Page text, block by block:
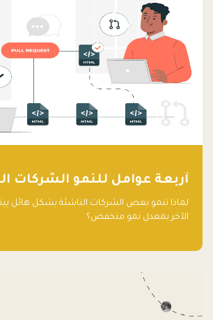
آربعة عوامل للنمو الشركات
لماذا تنمو بعض الشركات الناشئة بشكل هائل
الآخر بمعدل نمو منخفض؟